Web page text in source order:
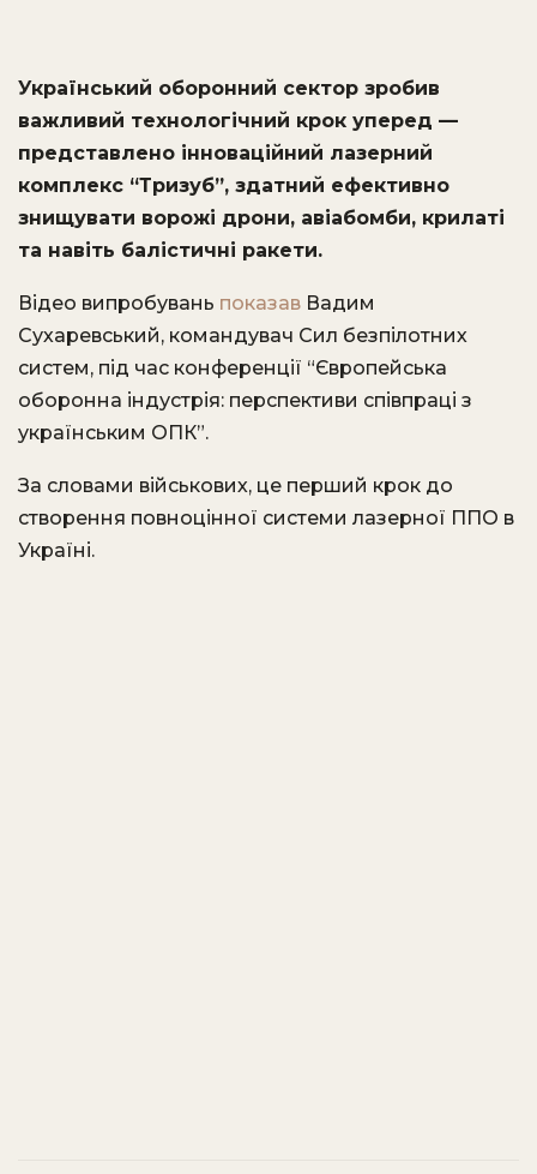
Український оборонний сектор зробив
важливий технологічний крок уперед —
представлено інноваційний лазерний
комплекс “Тризуб”, здатний ефективно
знищувати ворожі дрони, авіабомби, крилаті
та навіть балістичні ракети.
Відео випробувань показав Вадим
Сухаревський, командувач Сил безпілотних
систем, під час конференції “Європейська
оборонна індустрія: перспективи співпраці з
українським ОПК”.
За словами військових, це перший крок до
створення повноцінної системи лазерної ППО в
Україні.